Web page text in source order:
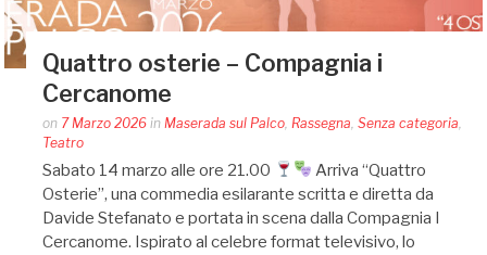
Quattro osterie – Compagnia i
Cercanome
Posted
by
Silvia
on 7 Marzo 2026 in Maserada sul Palco Rassegna ,Senza categoria
Teatro
Sabato 14 marzo alle ore 21.00
Arriva “Quattro
Osterie”, una commedia esilarante scritta e diretta da
Davide Stefanato e portata in scena dalla Compagnia I
Cercanome. Ispirato al celebre format televisivo, lo